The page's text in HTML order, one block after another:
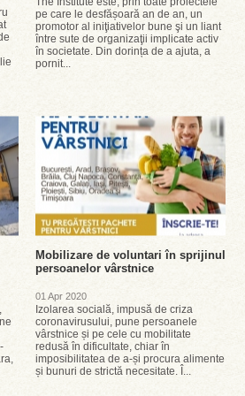
pe care le desfășoară an de an, un
promotor al iniţiativelor bune şi un liant
între sute de organizaţii implicate activ
în societate. Din dorința de a ajuta, a
pornit...
Mobilizare de voluntari în sprijinul
persoanelor vârstnice
01 Apr 2020
Izolarea socială, impusă de criza
coronavirusului, pune persoanele
vârstnice și pe cele cu mobilitate
redusă în dificultate, chiar în
imposibilitatea de a-și procura alimente
și bunuri de strictă necesitate. Î...